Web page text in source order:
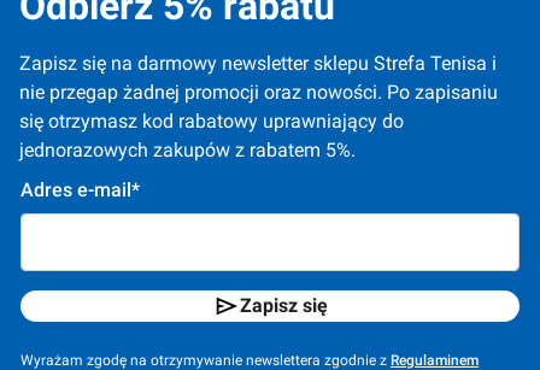
Zapisz się na darmowy newsletter sklepu Strefa Tenisa i
nie przegap żadnej promocji oraz nowości. Po zapisaniu
się otrzymasz kod rabatowy uprawniający do
jednorazowych zakupów z rabatem 5%.
Adres e-mail*
Zapisz się
Wyrażam zgodę na otrzymywanie newslettera zgodnie z Regulaminem